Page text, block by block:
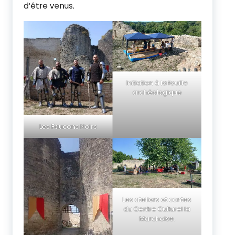
d’être venus.
Les Faucons Noirs
Initiation à la fouille
archéologique
Les ateliers et contes
du Centre Culturel la
Marchoise.